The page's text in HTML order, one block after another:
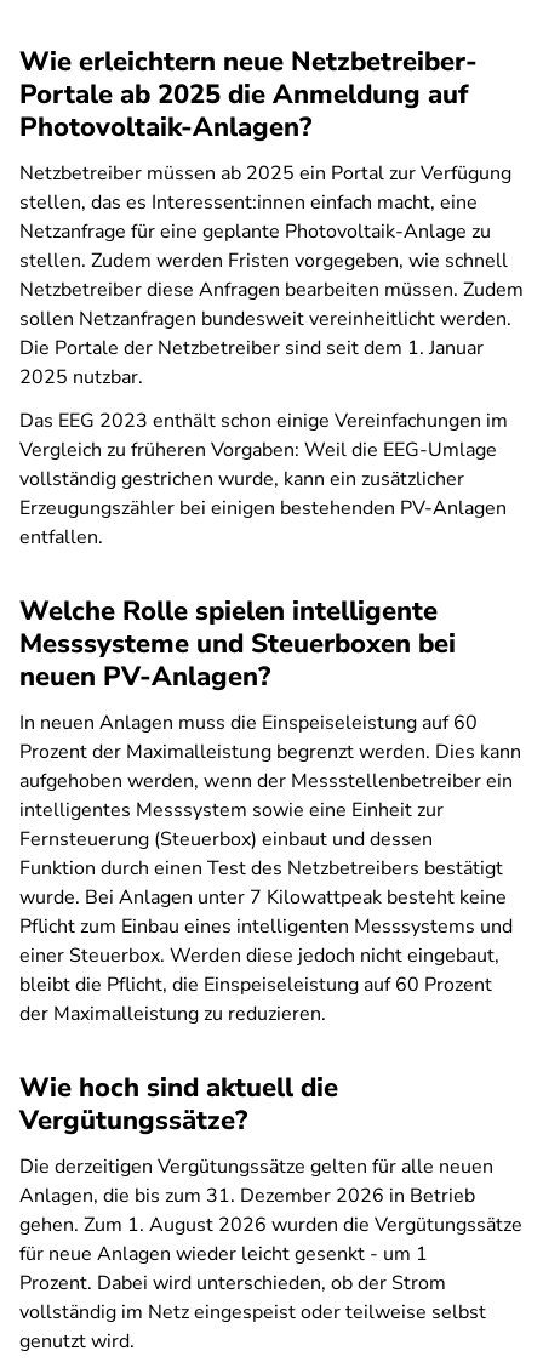
Wie erleichtern neue Netzbetreiber-
Portale ab 2025 die Anmeldung auf
Photovoltaik-Anlagen?
Netzbetreiber müssen ab 2025 ein Portal zur Verfügung
stellen, das es Interessent:innen einfach macht, eine
Netzanfrage für eine geplante Photovoltaik-Anlage zu
stellen. Zudem werden Fristen vorgegeben, wie schnell
Netzbetreiber diese Anfragen bearbeiten müssen. Zudem
sollen Netzanfragen bundesweit vereinheitlicht werden.
Die Portale der Netzbetreiber sind seit dem 1. Januar
2025 nutzbar.
Das EEG 2023 enthält schon einige Vereinfachungen im
Vergleich zu früheren Vorgaben: Weil die EEG-Umlage
vollständig gestrichen wurde, kann ein zusätzlicher
Erzeugungszähler bei einigen bestehenden PV-Anlagen
entfallen.
Welche Rolle spielen intelligente
Messsysteme und Steuerboxen bei
neuen PV-Anlagen?
In neuen Anlagen muss die Einspeiseleistung auf 60
Prozent der Maximalleistung begrenzt werden. Dies kann
aufgehoben werden, wenn der Messstellenbetreiber ein
intelligentes Messsystem sowie eine Einheit zur
Fernsteuerung (Steuerbox) einbaut und dessen
Funktion durch einen Test des Netzbetreibers bestätigt
wurde. Bei Anlagen unter 7 Kilowattpeak besteht keine
Pflicht zum Einbau eines intelligenten Messsystems und
einer Steuerbox. Werden diese jedoch nicht eingebaut,
bleibt die Pflicht, die Einspeiseleistung auf 60 Prozent
der Maximalleistung zu reduzieren.
Wie hoch sind aktuell die
Vergütungssätze?
Die derzeitigen Vergütungssätze gelten für alle neuen
Anlagen, die bis zum 31. Dezember 2026 in Betrieb
gehen. Zum 1. August 2026 wurden die Vergütungssätze
für neue Anlagen wieder leicht gesenkt - um 1
Prozent. Dabei wird unterschieden, ob der Strom
vollständig im Netz eingespeist oder teilweise selbst
genutzt wird.